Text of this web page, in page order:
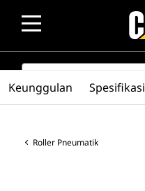
SEARCH
Roller Pneumatik
Keunggulan Spesifikasi